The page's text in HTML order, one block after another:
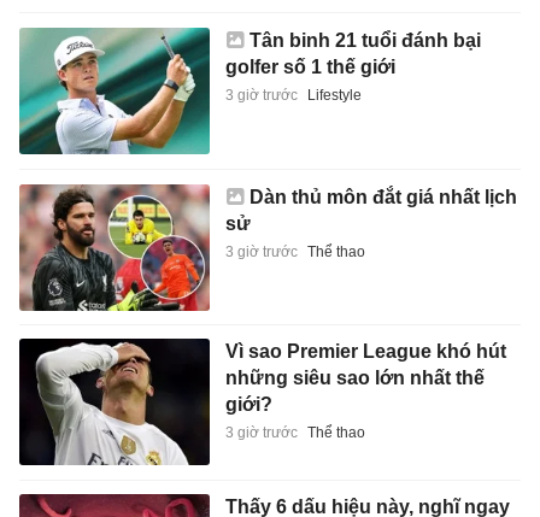
Tân binh 21 tuổi đánh bại
golfer số 1 thế giới
3 giờ trước Lifestyle
Dàn thủ môn đắt giá nhất lịch
sử
3 giờ trước Thể thao
Vì sao Premier League khó hút
những siêu sao lớn nhất thế
giới?
3 giờ trước Thể thao
Thấy 6 dấu hiệu này, nghĩ ngay